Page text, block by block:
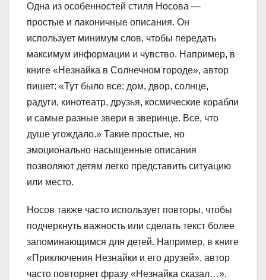
Одна из особенностей стиля Носова —
простые и лаконичные описания. Он
использует минимум слов, чтобы передать
максимум информации и чувство. Например, в
книге «Незнайка в Солнечном городе», автор
пишет: «Тут было все: дом, двор, солнце,
радуги, кинотеатр, друзья, космические корабли
и самые разные звери в зверинце. Все, что
душе угождало.» Такие простые, но
эмоционально насыщенные описания
позволяют детям легко представить ситуацию
или место.
Носов также часто использует повторы, чтобы
подчеркнуть важность или сделать текст более
запоминающимся для детей. Например, в книге
«Приключения Незнайки и его друзей», автор
часто повторяет фразу «Незнайка сказал…»,